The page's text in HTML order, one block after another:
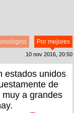
Por mejores
10 nov 2016, 20:50
estados unidos
de
a grandes